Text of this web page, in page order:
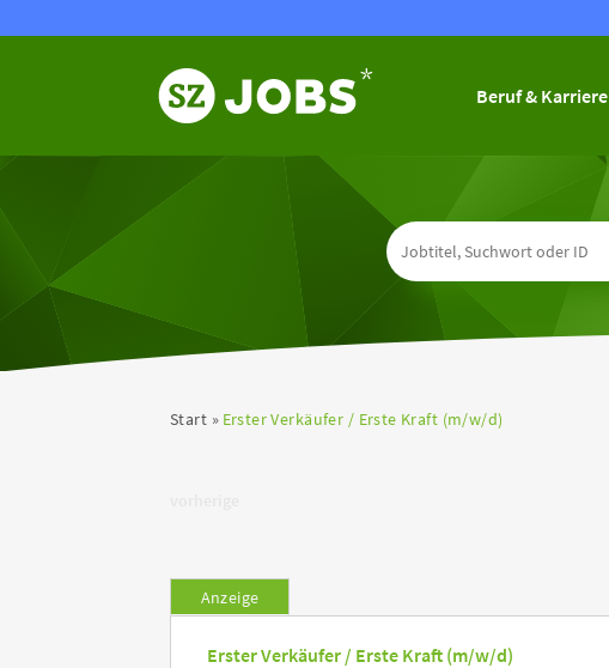
Beruf & Karriere
Start Erster Verkäufer / Erste Kraft (m/w/d)
Anzeige
Erster Verkäufer / Erste Kraft (m/w/d)